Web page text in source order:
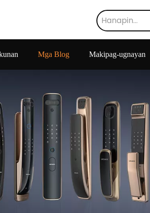
Mga Blog Makipag-ugnayan